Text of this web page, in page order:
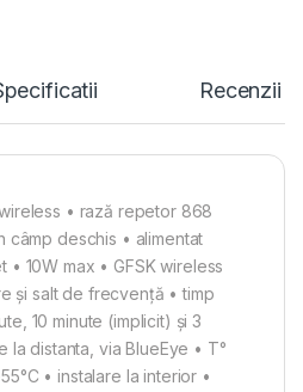
Recenzii
• rază repetor 868
câmp deschis • alimentat
• 10W max • GFSK wireless
și salt de frecvență • timp
10 minute (implicit) și 3
la distanta, via BlueEye • T°
• instalare la interior •